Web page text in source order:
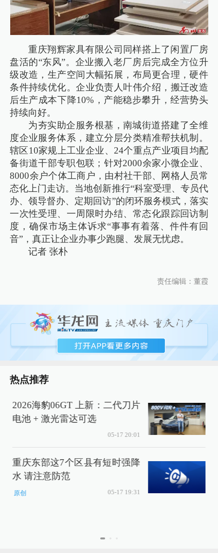
重庆翔辉家具有限公司同样搭上了闲置厂房
盘活的“东风”。企业搬入老厂房后完成全方位升
级改造，生产空间大幅拓展，布局更合理，硬件
条件持续优化。企业负责人叶伟介绍，搬迁改造
后生产成本下降10%，产能稳步攀升，经营势头
持续向好。
为夯实助企服务根基，南城街道搭建了全维
度企业服务体系，建立分层分类精准帮扶机制。
辖区10家规上工业企业、24个重点产业项目均配
备街道干部专职包联；针对2000余家小微企业、
8000余户个体工商户，由村社干部、网格人员常
态化上门走访。当地创新推行“科室受理、专员代
办、领导督办、定期回访”的闭环服务模式，落实
一次性受理、一周限时办结、常态化跟踪回访制
度，确保市场主体诉求“事事有着落、件件有回
音”，真正让企业办事少跑腿、发展无忧虑。
记者 张朴
责任编辑：董霞
热点推荐
2026海豹06GT 上新：二代刀片
电池 + 激光雷达可选
05-17 20:01
重庆东部这7个区县有短时强降
水 请注意防范
原创 05-17 19:31